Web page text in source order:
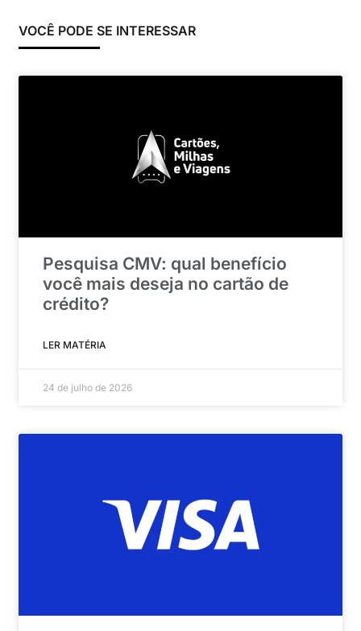
VOCÊ PODE SE INTERESSAR
Pesquisa CMV: qual benefício
você mais deseja no cartão de
crédito?
LER MATÉRIA
24 de julho de 2026